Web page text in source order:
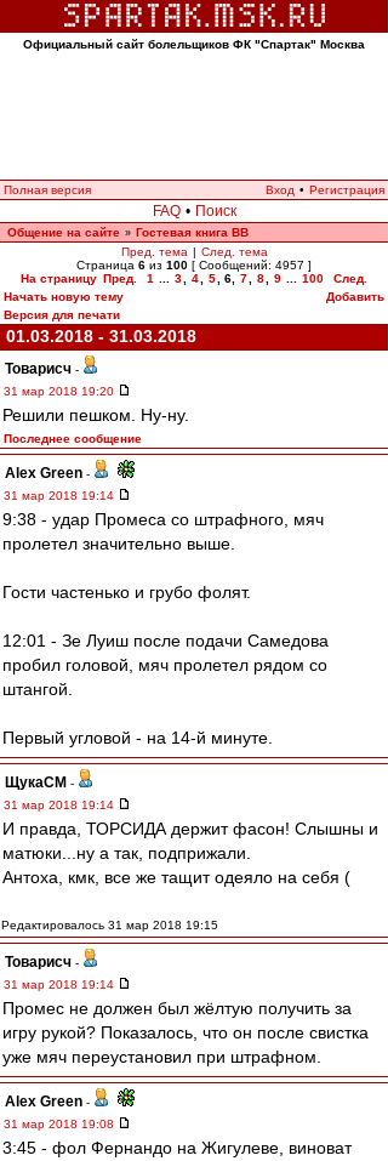
Официальный сайт болельщиков ФК "Спартак" Москва
Полная версия Вход • Регистрация
FAQ • Поиск
Общение на сайте » Гостевая книга ВВ
Пред. тема | След. тема
Страница 6 из 100 [ Сообщений: 4957 ]
На страницу Пред. 1 3 4 5 6 7 8 9 100
След.
Начать новую тему
Добавить
Версия для печати
01.03.2018 - 31.03.2018
Товарисч -
31 мар 2018 19:20
Решили пешком. Ну-ну.
Последнее сообщение
Alex Green -
31 мар 2018 19:14
9:38 - удар Промеса со штрафного, мяч
пролетел значительно выше.
Гости частенько и грубо фолят.
12:01 - Зе Луиш после подачи Самедова
пробил головой, мяч пролетел рядом со
штангой.
Первый угловой - на 14-й минуте.
ЩукаСМ -
31 мар 2018 19:14
И правда, ТОРСИДА держит фасон! Слышны и
матюки...ну а так, подприжали.
Антоха, кмк, все же тащит одеяло на себя (
Редактировалось 31 мар 2018 19:15
Товарисч -
31 мар 2018 19:14
Промес не должен был жёлтую получить за
игру рукой? Показалось, что он после свистка
уже мяч переустановил при штрафном.
Alex Green -
31 мар 2018 19:08
3:45 - фол Фернандо на Жигулеве, виноват